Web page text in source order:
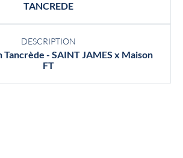
TANCREDE
DESCRIPTION
Tancrède - SAINT JAMES x Maison
FT